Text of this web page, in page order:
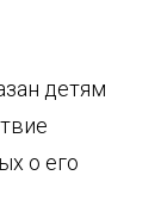
детям
о его